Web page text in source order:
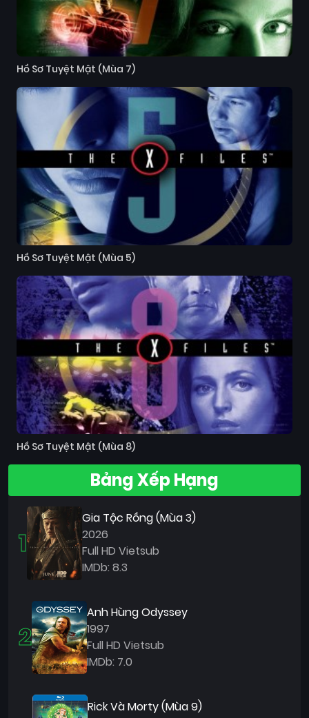
Hồ Sơ Tuyệt Mật (Mùa 7)
Hồ Sơ Tuyệt Mật (Mùa 5)
Hồ Sơ Tuyệt Mật (Mùa 8)
Bảng Xếp Hạng
1
Gia Tộc Rồng (Mùa 3)
2026
Full HD Vietsub
IMDb: 8.3
2
Anh Hùng Odyssey
1997
Full HD Vietsub
IMDb: 7.0
Rick Và Morty (Mùa 9)